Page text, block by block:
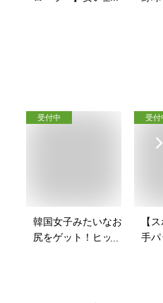
受付中
韓国女子みたいなお
尻をゲット！ヒップ
受付
【
手パ